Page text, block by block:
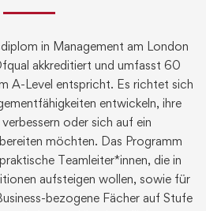
in Management am London
akkreditiert und umfasst 60
A-Level entspricht. Es richtet sich
entwickeln, ihre
verbessern oder sich auf ein
möchten. Das Programm
praktische Teamleiter*innen, die in
aufsteigen wollen, sowie für
bezogene Fächer auf Stufe